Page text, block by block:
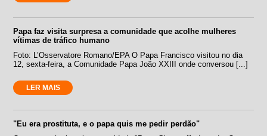
Papa faz visita surpresa a comunidade que acolhe mulheres
vítimas de tráfico humano
Foto: L’Osservatore Romano/EPA O Papa Francisco visitou no dia
12, sexta-feira, a Comunidade Papa João XXIII onde conversou [...]
LER MAIS
"Eu era prostituta, e o papa quis me pedir perdão"